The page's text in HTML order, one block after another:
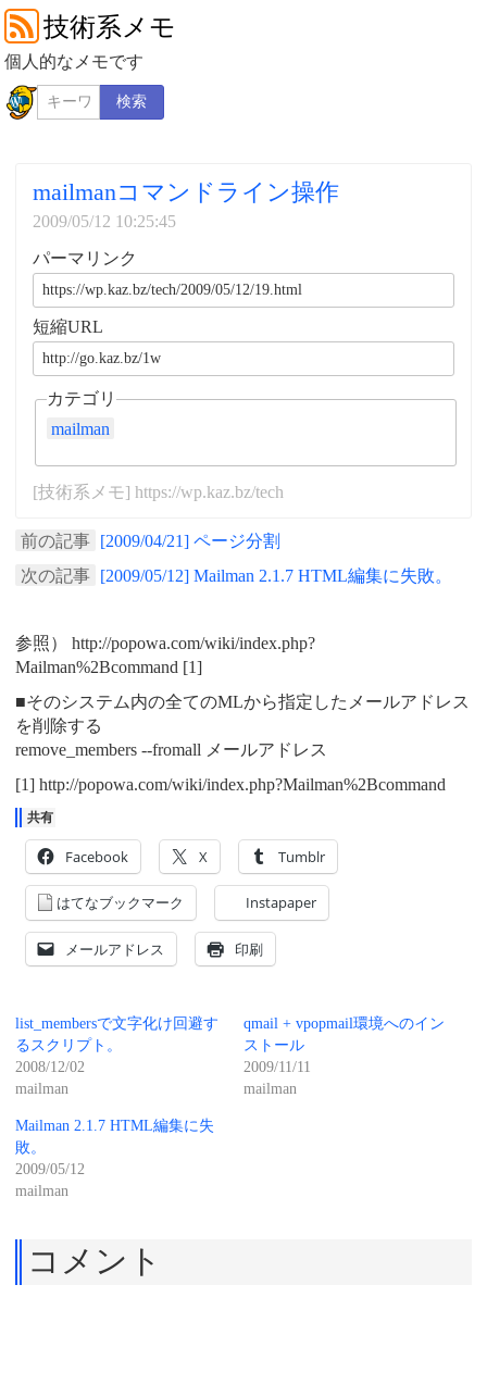
技術系メモ
個人的なメモです
検索
mailmanコマンドライン操作
2009/05/12 10:25:45
パーマリンク
短縮URL
カテゴリ
mailman
[技術系メモ] https://wp.kaz.bz/tech
前の記事
[2009/04/21] ページ分割
次の記事
[2009/05/12] Mailman 2.1.7 HTML編集に失敗。
参照） http://popowa.com/wiki/index.php?
Mailman%2Bcommand [1]
■そのシステム内の全てのMLから指定したメールアドレス
を削除する
remove_members --fromall メールアドレス
[1] http://popowa.com/wiki/index.php?Mailman%2Bcommand
共有
Facebook X Tumblr
はてなブックマーク Instapaper
メールアドレス 印刷
list_membersで文字化け回避す
るスクリプト。
2008/12/02
mailman
qmail + vpopmail環境へのイン
ストール
2009/11/11
mailman
Mailman 2.1.7 HTML編集に失
敗。
2009/05/12
mailman
コメント